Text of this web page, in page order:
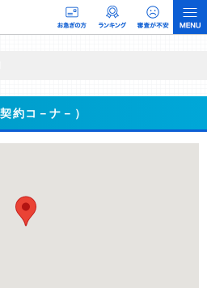
当編集部の調査／ユーザーへの口コミ収集な
供を行っています。
約コ－ナ－）